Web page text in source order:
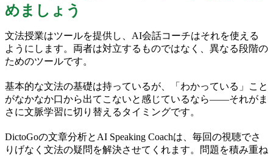
めましょう
文法授業はツールを提供し、AI会話コーチはそれを使える
ようにします。両者は対立するものではなく、異なる段階の
ためのツールです。
基本的な文法の基礎は持っているが、「わかっている」こと
がなかなか口から出てこないと感じているなら——それがま
さに文脈学習に切り替えるタイミングです。
DictoGoの文章分析とAI Speaking Coachは、毎回の視聴でさ
りげなく文法の疑問を解決させてくれます。問題を積み重ね